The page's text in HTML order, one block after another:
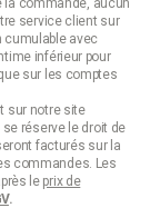
service client sur
cumulable avec
inférieur pour
sur les comptes
sur notre site
réserve le droit de
facturés sur la
commandes. Les
le prix de
.